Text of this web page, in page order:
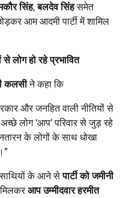
सिंह,बलदेव सिंहसमेत
आम आदमी पार्टी में शामिल
से लोग हो रहे प्रभावित
कलसीने कहा कि
और जनहित वाली नीतियों से
लोग ‘आप’ परिवार से जुड़ रहे
के लोगों के साथ धोखा
के आने सेपार्टी को जमीनी
आप उम्मीदवार हरमीत